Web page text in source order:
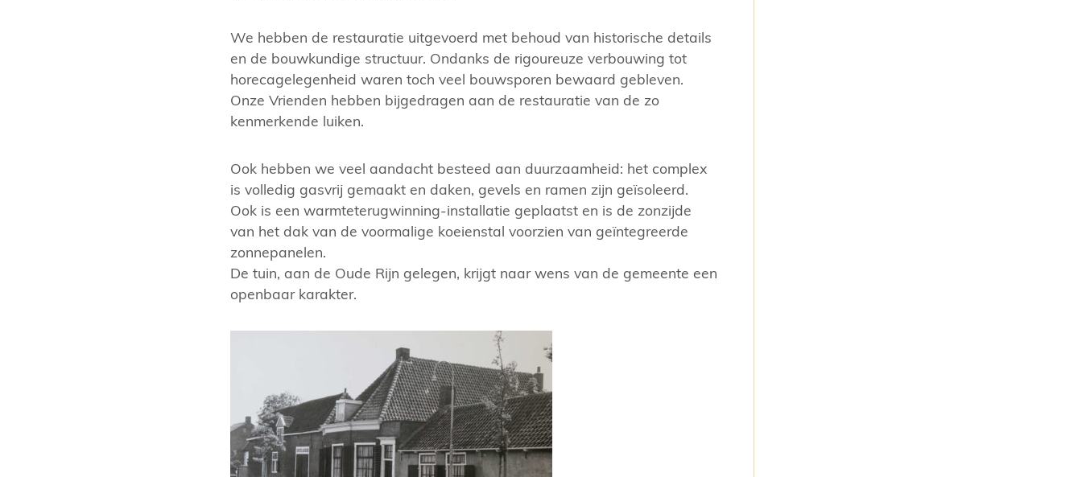
We hebben de restauratie uitgevoerd met behoud van historische details
en de bouwkundige structuur. Ondanks de rigoureuze verbouwing tot
horecagelegenheid waren toch veel bouwsporen bewaard gebleven.
Onze Vrienden hebben bijgedragen aan de restauratie van de zo
kenmerkende luiken.
Ook hebben we veel aandacht besteed aan duurzaamheid: het complex
is volledig gasvrij gemaakt en daken, gevels en ramen zijn geïsoleerd.
Ook is een warmteterugwinning-installatie geplaatst en is de zonzijde
van het dak van de voormalige koeienstal voorzien van geïntegreerde
zonnepanelen.
De tuin, aan de Oude Rijn gelegen, krijgt naar wens van de gemeente een
openbaar karakter.